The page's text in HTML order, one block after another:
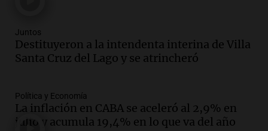
Episodios
Audio.México y Perú reanudan
Panorama Federal
Episodios
Juntos
Destituyeron a la intendenta interina de Villa
Santa Cruz del Lago y se atrincheró
Política y Economía
La inflación en CABA se aceleró al 2,9% en
julio y acumula 19,4% en lo que va del año